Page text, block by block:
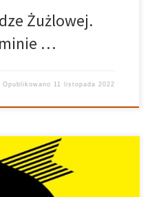
Żużlowej.
…
Opublikowano 11 listopada 2022
władze polskich